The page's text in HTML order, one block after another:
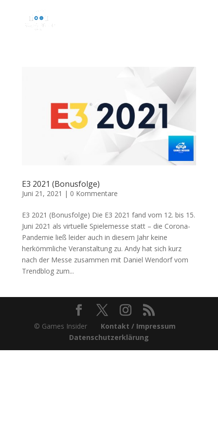
E3 2021 (Bonusfolge)
Juni 21, 2021 | 0 Kommentare
E3 2021 (Bonusfolge) Die E3 2021 fand vom 12. bis 15.
Juni 2021 als virtuelle Spielemesse statt – die Corona-
Pandemie ließ leider auch in diesem Jahr keine
herkömmliche Veranstaltung zu. Andy hat sich kurz
nach der Messe zusammen mit Daniel Wendorf vom
Trendblog zum...
© Games Insider Kontakt / Impressum
Datenschutzerklärung